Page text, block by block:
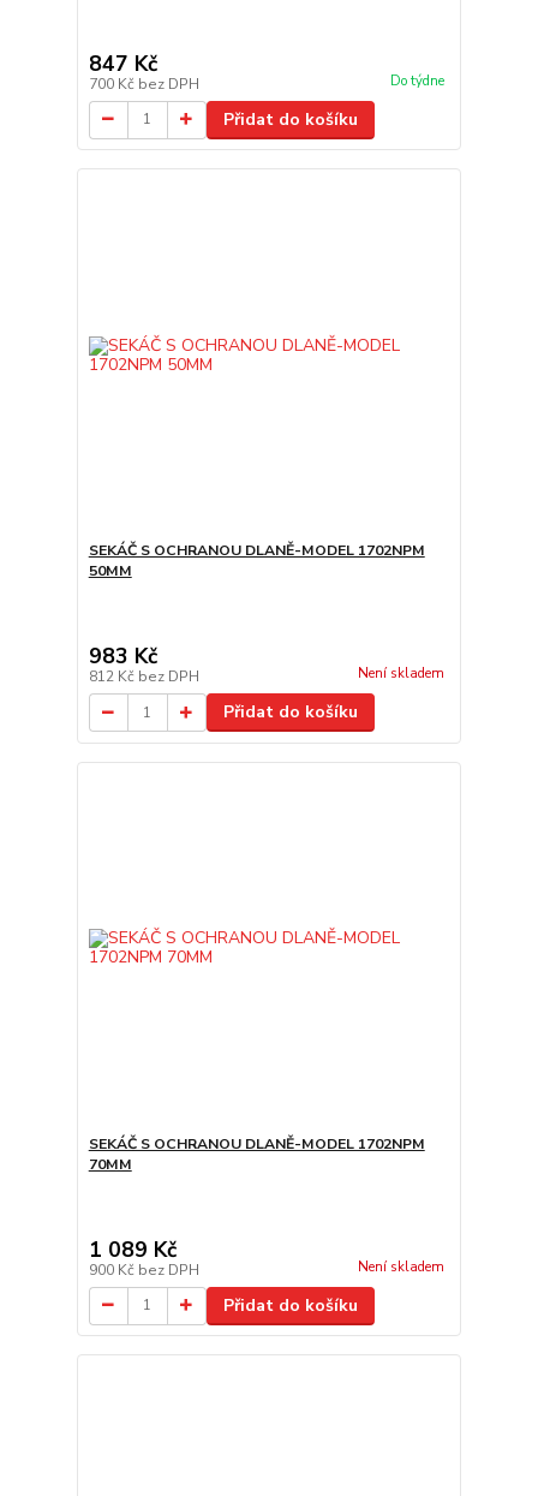
847 Kč
700 Kč bez DPH Do týdne
Přidat do košíku
SEKÁČ S OCHRANOU DLANĚ-MODEL 1702NPM
50MM
983 Kč
812 Kč bez DPH Není skladem
Přidat do košíku
SEKÁČ S OCHRANOU DLANĚ-MODEL 1702NPM
70MM
1 089 Kč
900 Kč bez DPH Není skladem
Přidat do košíku